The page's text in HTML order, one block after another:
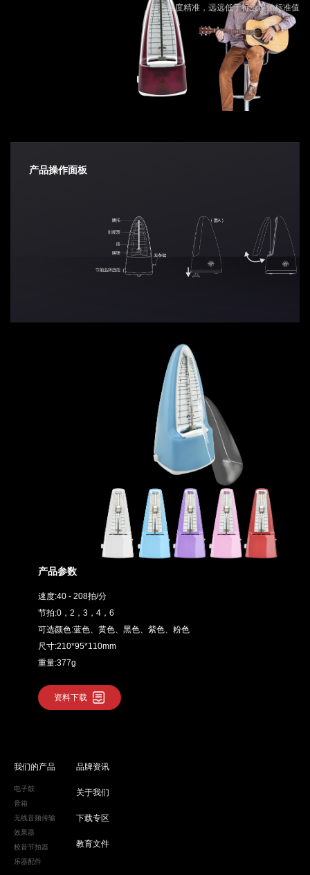
速度精准，远远低于行业误差标准值
产品操作面板
产品参数
速度:40 - 208拍/分
节拍:0，2，3，4，6
可选颜色:蓝色、黄色、黑色、紫色、粉色
尺寸:210*95*110mm
重量:377g
资料下载
我们的产品
电子鼓
音箱
无线音频传输
效果器
校音节拍器
乐器配件
品牌资讯
关于我们
下载专区
教育文件